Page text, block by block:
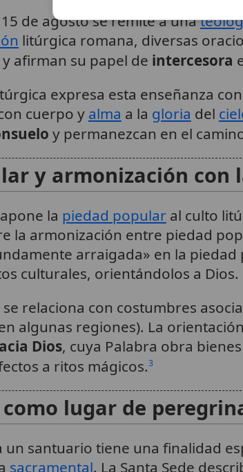
de agosto se remite a una
litúrgica romana, diversas
y afirman su papel de intercesora
expresa esta enseñanza
cuerpo y alma a la gloria del
y permanezcan en el
y armonización con
la piedad popularal culto
la armonización entre piedad
arraigada» en la
culturales, orientándolos a Dios.
relaciona con costumbres
algunas regiones). La
Dios, cuya Palabra obra
a ritos mágicos.3
lugar de
un santuario tiene una finalidad
sacramental. La Santa Sede